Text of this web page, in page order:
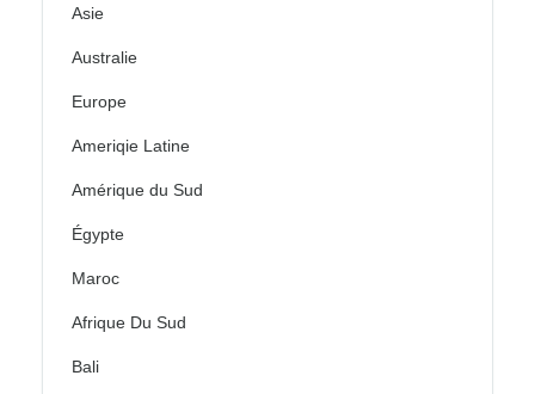
Asie
Australie
Europe
Ameriqie Latine
Amérique du Sud
Égypte
Maroc
Afrique Du Sud
Bali